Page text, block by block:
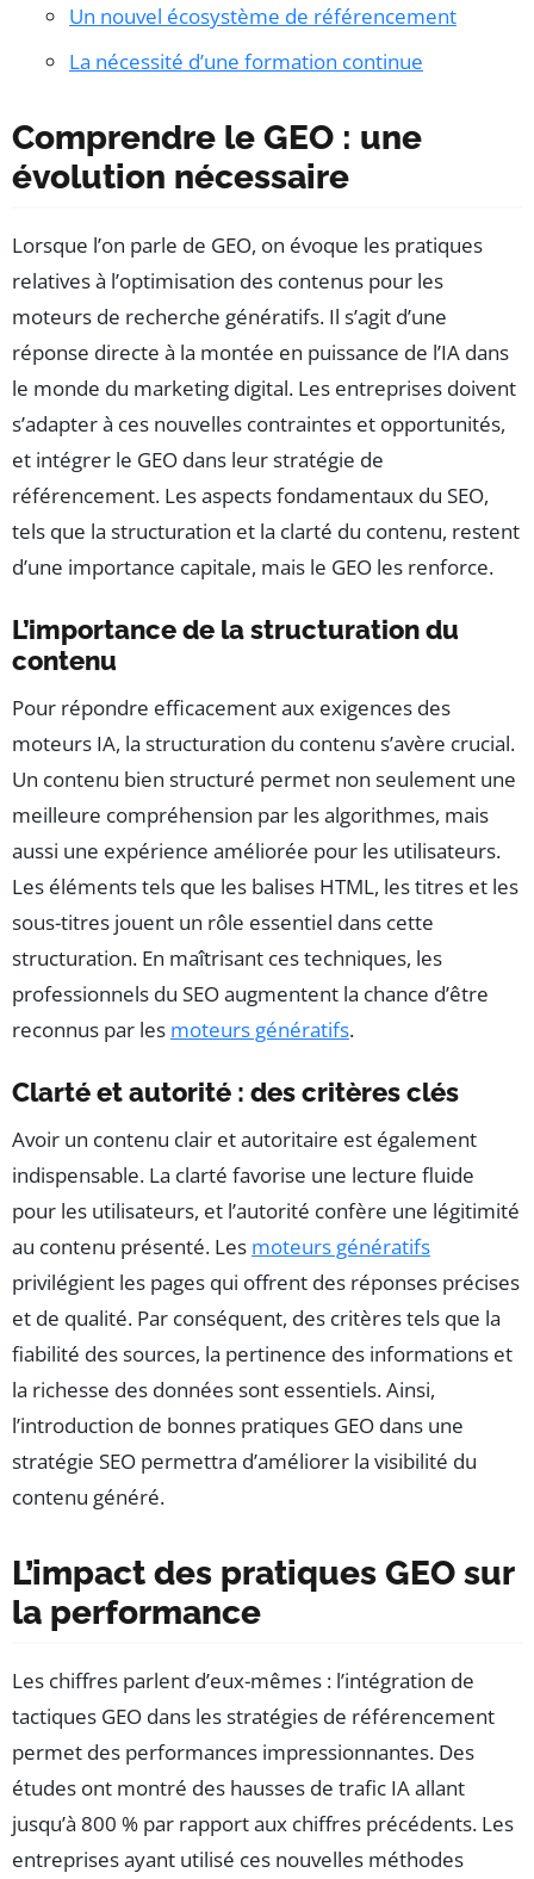
Un nouvel écosystème de référencement
La nécessité d’une formation continue
Comprendre le GEO : une
évolution nécessaire
Lorsque l’on parle de GEO, on évoque les pratiques
relatives à l’optimisation des contenus pour les
moteurs de recherche génératifs. Il s’agit d’une
réponse directe à la montée en puissance de l’IA dans
le monde du marketing digital. Les entreprises doivent
s’adapter à ces nouvelles contraintes et opportunités,
et intégrer le GEO dans leur stratégie de
référencement. Les aspects fondamentaux du SEO,
tels que la structuration et la clarté du contenu, restent
d’une importance capitale, mais le GEO les renforce.
L’importance de la structuration du
contenu
Pour répondre efficacement aux exigences des
moteurs IA, la structuration du contenu s’avère crucial.
Un contenu bien structuré permet non seulement une
meilleure compréhension par les algorithmes, mais
aussi une expérience améliorée pour les utilisateurs.
Les éléments tels que les balises HTML, les titres et les
sous-titres jouent un rôle essentiel dans cette
structuration. En maîtrisant ces techniques, les
professionnels du SEO augmentent la chance d’être
reconnus par les moteurs génératifs.
Clarté et autorité : des critères clés
Avoir un contenu clair et autoritaire est également
indispensable. La clarté favorise une lecture fluide
pour les utilisateurs, et l’autorité confère une légitimité
au contenu présenté. Les moteurs génératifs
privilégient les pages qui offrent des réponses précises
et de qualité. Par conséquent, des critères tels que la
fiabilité des sources, la pertinence des informations et
la richesse des données sont essentiels. Ainsi,
l’introduction de bonnes pratiques GEO dans une
stratégie SEO permettra d’améliorer la visibilité du
contenu généré.
L’impact des pratiques GEO sur
la performance
Les chiffres parlent d’eux-mêmes : l’intégration de
tactiques GEO dans les stratégies de référencement
permet des performances impressionnantes. Des
études ont montré des hausses de trafic IA allant
jusqu’à 800 % par rapport aux chiffres précédents. Les
entreprises ayant utilisé ces nouvelles méthodes